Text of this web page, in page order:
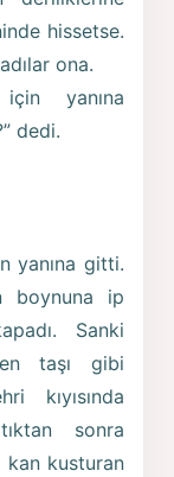
hissetse.
ona.
yanına
dedi.
yanına gitti.
boynuna ip
Sanki
taşı gibi
kıyısında
sonra
kan kusturan